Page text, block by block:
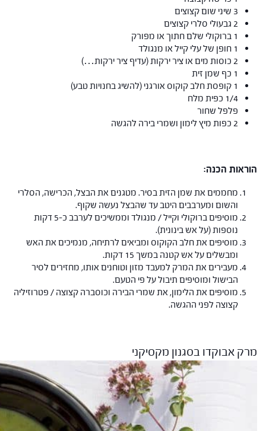
3 שיני שום קצוצים
2 גבעולי סלרי קצוצים
1 ברוקולי שלם חתוך או מפורק
1 חופן של עלי קייל או מנגולד
2 כוסות מים או ציר ירקות (עדיף ציר ירקות…)
1 כף שמן זית
1 קופסת חלב קוקוס אורגני (להשיג בחנויות טבע)
1/4 כפית מלח
פלפל שחור
2 כפות מיץ לימון ושמרי בירה להגשה
הוראות הכנה:
מחממים את שמן הזית בסיר. מטגנים את הבצל, הכרישה, הסלרי
והשום ומערבבים היטב עד שהבצל נעשה שקוף.
מוסיפים ברוקולי וקייל / מנגולד וממשיכים לערבב כ-5 דקות
נוספות (על אש בינונית).
מוסיפים את חלב הקוקוס ומביאים לרתיחה, מנמיכים את האש
ומבשלים על אש קטנה במשך 15 דקות.
מעבירים את המרק למעבד מזון וטוחנים אותו, מחזירים לסיר
הבישול ומוסיפים תיבול על פי הטעם.
מוסיפים את הלימון, את שמרי הבירה וכוסברה קצוצה / פטרוזיליה
קצוצה לפני ההגשה.
מרק אבוקדו בסגנון מקסיקני